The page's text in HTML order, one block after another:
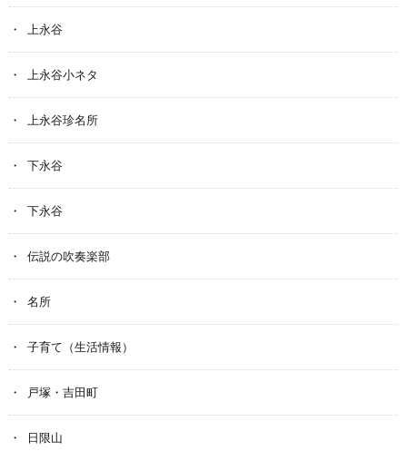
上永谷
上永谷小ネタ
上永谷珍名所
下永谷
下永谷
伝説の吹奏楽部
名所
子育て（生活情報）
戸塚・吉田町
日限山